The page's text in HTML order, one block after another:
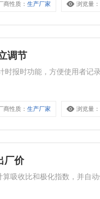
商性质：生产厂家 浏览量：
调节
时报时功能，方便使用者记
商性质：生产厂家 浏览量：
厂价
吸收比和极化指数，并自